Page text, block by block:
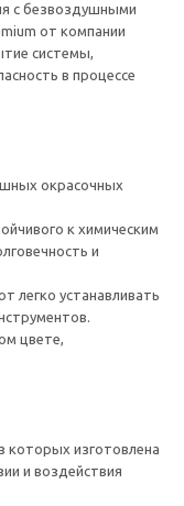
с безвоздушными
от компании
системы,
в процессе
окрасочных
к химическим
и
легко устанавливать
цвете,
которых изготовлена
и воздействия